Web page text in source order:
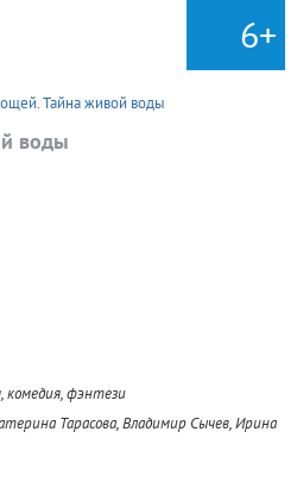
6+
Тайна живой воды
воды
фэнтези
Тарасова, Владимир Сычев, Ирина